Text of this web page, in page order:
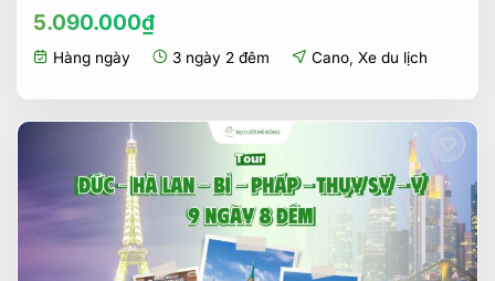
5.090.000₫
Hàng ngày 3 ngày 2 đêm Cano, Xe du lịch